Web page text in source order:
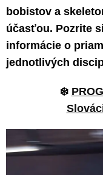
bobistov a
účasťou. Pozrite
informácie o
jednotlivých
❄️